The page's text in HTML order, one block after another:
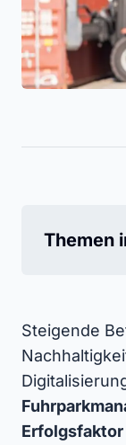
Themen
Steigende
Erfolgsfaktor